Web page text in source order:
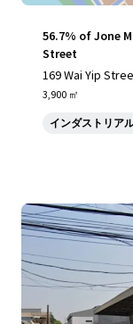
56.7% of Jone
Street
169 Wai Yip
3,900 ㎡
インダストリア